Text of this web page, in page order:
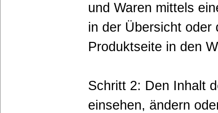
und Waren mittels
in der Übersicht oder
Produktseite in den
Schritt 2: Den Inhalt
einsehen, ändern